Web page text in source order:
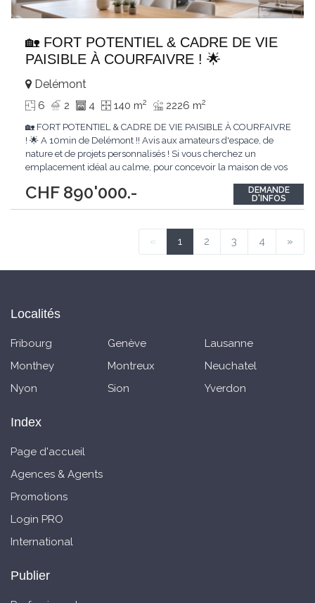
🏡 FORT POTENTIEL & CADRE DE VIE
PAISIBLE À COURFAIVRE ! 🌟
CHF 890'000.-
Delémont
6 2 4 140 m2 2226 m2
🏡 FORT POTENTIEL & CADRE DE VIE PAISIBLE À COURFAIVRE
! 🌟 A 10min de Delémont !! Avis aux amateurs d'espace, de
nature et de projets personnalisés ! Si vous cherchez un
emplacement idéal au calme, pour concevoir la maison de vos
Courfaivre (Haute-Sorne) 📐 Un terrain gigantesque de 2'226 m²
🌳 Le cadre de...
DEMANDE
D'INFOS
« 1 2 3 4 »
Localités
Fribourg Genève
Lausanne
Monthey
Montreux
Neuchatel
Nyon
Sion Yverdon
Index
Page d'accueil
Agences & Agents
Promotions
Login PRO
International
Publier